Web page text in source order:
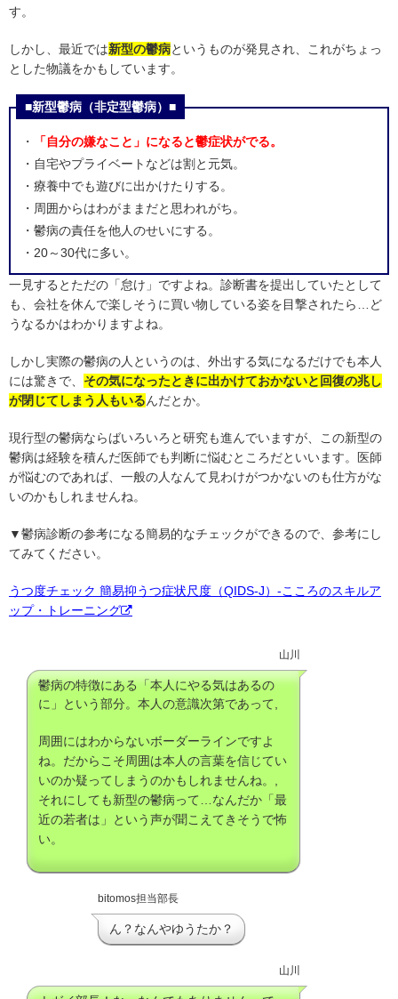
す。
しかし、最近では新型の鬱病というものが発見され、これがちょっ
とした物議をかもしています。
■新型鬱病（非定型鬱病）■
・
「自分の嫌なこと」になると鬱症状がでる。
・自宅やプライベートなどは割と元気。
・療養中でも遊びに出かけたりする。
・周囲からはわがままだと思われがち。
・鬱病の責任を他人のせいにする。
・20～30代に多い。
一見するとただの「怠け」ですよね。診断書を提出していたとして
も、会社を休んで楽しそうに買い物している姿を目撃されたら…ど
うなるかはわかりますよね。
しかし実際の鬱病の人というのは、外出する気になるだけでも本人
には驚きで、 その気になったときに出かけておかないと回復の兆し
が閉じてしまう人もいるんだとか。
現行型の鬱病ならばいろいろと研究も進んでいますが、この新型の
鬱病は経験を積んだ医師でも判断に悩むところだといいます。医師
が悩むのであれば、一般の人なんて見わけがつかないのも仕方がな
いのかもしれませんね。
▼鬱病診断の参考になる簡易的なチェックができるので、参考にし
てみてください。
うつ度チェック 簡易抑うつ症状尺度（QIDS-J）-こころのスキルア
ップ・トレーニング
山川
鬱病の特徴にある「本人にやる気はあるの
に」という部分。本人の意識次第であって,
周囲にはわからないボーダーラインですよ
ね。だからこそ周囲は本人の言葉を信じてい
いのか疑ってしまうのかもしれませんね。,
それにしても新型の鬱病って…なんだか「最
近の若者は」という声が聞こえてきそうで怖
い。
bitomos担当部長
ん？なんやゆうたか？
山川